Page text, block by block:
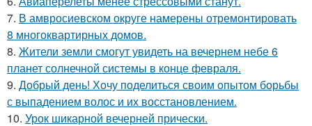
7. В амвросиевском округе намерены отремонтировать
8 многоквартирных домов.
8. Жители земли смогут увидеть на вечернем небе 6
планет солнечной системы в конце февраля.
9. Добрый день! Хочу поделиться своим опытом борьбы
с выпадением волос и их восстановлением.
10. Урок шикарной вечерней прически.